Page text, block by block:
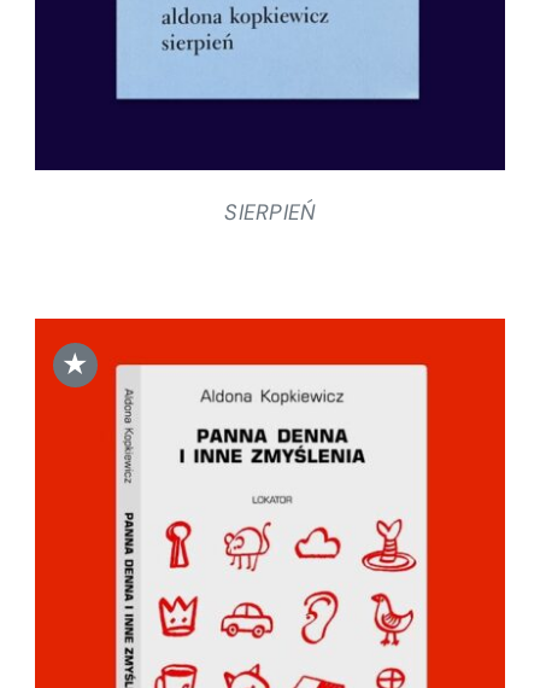
SIERPIEŃ
★
DODAJ DO KOSZYKA SZCZEGÓŁY